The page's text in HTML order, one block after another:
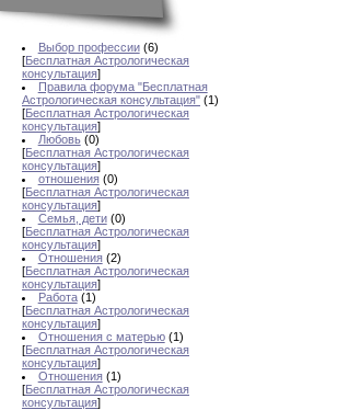
Выбор профессии (6)
[Бесплатная Астрологическая
консультация]
Правила форума "Бесплатная
Астрологическая консультация" (1)
[Бесплатная Астрологическая
консультация]
Любовь (0)
[Бесплатная Астрологическая
консультация]
отношения (0)
[Бесплатная Астрологическая
консультация]
Семья, дети (0)
[Бесплатная Астрологическая
консультация]
Отношения (2)
[Бесплатная Астрологическая
консультация]
Работа (1)
[Бесплатная Астрологическая
консультация]
Отношения с матерью (1)
[Бесплатная Астрологическая
консультация]
Отношения (1)
[Бесплатная Астрологическая
консультация]